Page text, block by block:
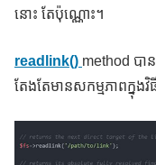
នោះ តែប៉ុណ្ណោះ។
readlink() method បា
តែងតែមានសកម្មភាពក្នុង